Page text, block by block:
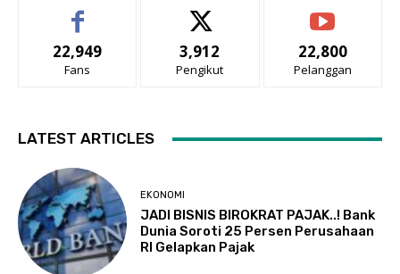
22,949
Fans
3,912
Pengikut
22,800
Pelanggan
LATEST ARTICLES
EKONOMI
JADI BISNIS BIROKRAT PAJAK..! Bank
Dunia Soroti 25 Persen Perusahaan
RI Gelapkan Pajak